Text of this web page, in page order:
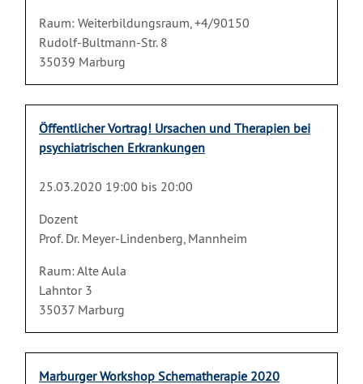
Raum: Weiterbildungsraum, +4/90150
Rudolf-Bultmann-Str. 8
35039 Marburg
Öffentlicher Vortrag! Ursachen und Therapien bei
psychiatrischen Erkrankungen
25.03.2020 19:00 bis 20:00
Dozent
Prof. Dr. Meyer-Lindenberg, Mannheim
Raum: Alte Aula
Lahntor 3
35037 Marburg
Marburger Workshop Schematherapie 2020